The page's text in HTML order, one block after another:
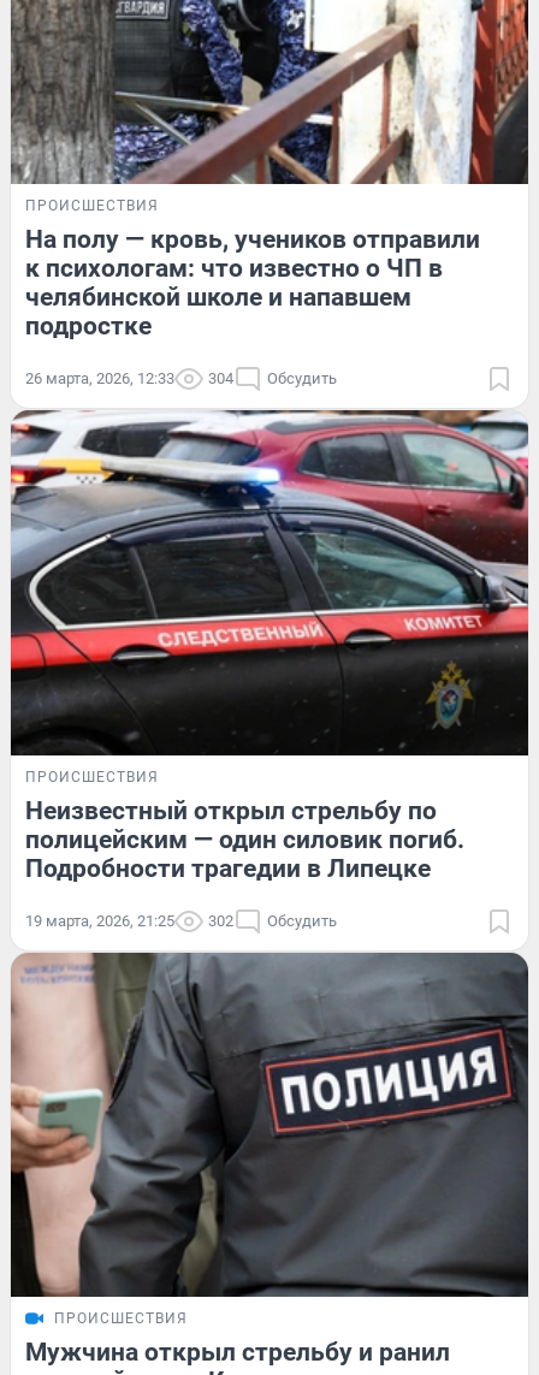
ПРОИСШЕСТВИЯ
На полу — кровь, учеников отправили
к психологам: что известно о ЧП в
челябинской школе и напавшем
подростке
26 марта, 2026, 12:33 304 Обсудить
ПРОИСШЕСТВИЯ
Неизвестный открыл стрельбу по
полицейским — один силовик погиб.
Подробности трагедии в Липецке
19 марта, 2026, 21:25 302 Обсудить
ПРОИСШЕСТВИЯ
Мужчина открыл стрельбу и ранил